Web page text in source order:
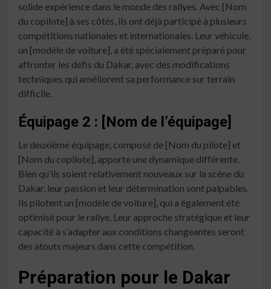
solide expérience dans le monde des rallyes. Avec [Nom
du copilote] à ses côtés, ils ont déjà participé à plusieurs
compétitions nationales et internationales. Leur véhicule,
un [modèle de voiture], a été spécialement préparé pour
affronter les défis du Dakar, avec des modifications
techniques qui améliorent sa performance sur terrain
difficile.
Équipage 2 : [Nom de l’équipage]
Le deuxième équipage, composé de [Nom du pilote] et
[Nom du copilote], apporte une dynamique différente.
Bien qu’ils soient relativement nouveaux sur la scène du
Dakar, leur passion et leur détermination sont palpables.
Ils pilotent un [modèle de voiture], qui a également été
optimisé pour le rallye. Leur approche stratégique et leur
capacité à s’adapter aux conditions changeantes seront
des atouts majeurs dans cette compétition.
Préparation pour le Dakar